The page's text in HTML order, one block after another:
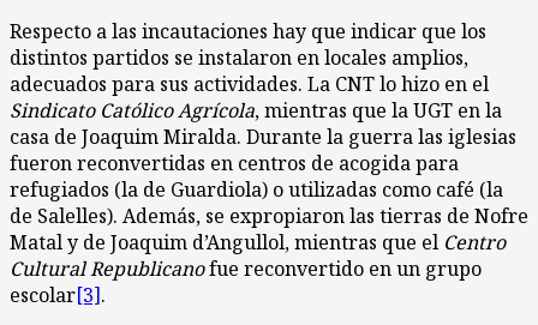
Respecto a las incautaciones hay que indicar que los
distintos partidos se instalaron en locales amplios,
adecuados para sus actividades. La CNT lo hizo en el
Sindicato Católico Agrícola, mientras que la UGT en la
casa de Joaquim Miralda. Durante la guerra las iglesias
fueron reconvertidas en centros de acogida para
refugiados (la de Guardiola) o utilizadas como café (la
de Salelles). Además, se expropiaron las tierras de Nofre
Matal y de Joaquim d’Angullol, mientras que el Centro
Cultural Republicanofue reconvertido en un grupo
escolar[3].